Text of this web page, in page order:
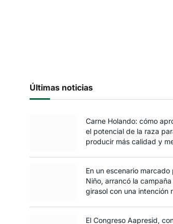
Últimas noticias
Carne Holando: cómo
el potencial de la raza
producir más calidad y
En un escenario marcado
Niño, arrancó la
girasol con una intención
El Congreso Aapresid,